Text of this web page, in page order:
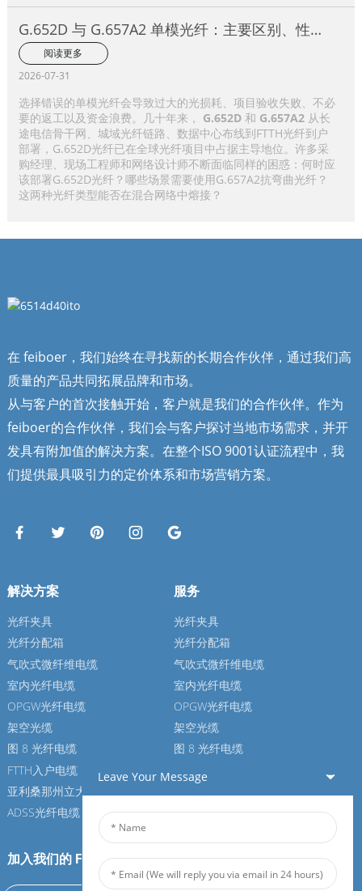
G.652D 与 G.657A2 单模光纤：主要区别、性能
比较及应用选择指南
阅读更多
2026-07-31
选择错误的单模光纤会导致过大的光损耗、项目验收失败、不必
要的返工以及资金浪费。几十年来， G.652D和 G.657A2从长
途电信骨干网、城域光纤链路、数据中心布线到FTTH光纤到户
部署，G.652D光纤已在全球光纤项目中占据主导地位。许多采
购经理、现场工程师和网络设计师不断面临同样的困惑：何时应
该部署G.652D光纤？哪些场景需要使用G.657A2抗弯曲光纤？
这两种光纤类型能否在混合网络中熔接？
在 feiboer，我们始终在寻找新的长期合作伙伴，通过我们高
质量的产品共同拓展品牌和市场。
从与客户的首次接触开始，客户就是我们的合作伙伴。作为
feiboer的合作伙伴，我们会与客户探讨当地市场需求，并开
发具有附加值的解决方案。在整个ISO 9001认证流程中，我
们提供最具吸引力的定价体系和市场营销方案。
解决方案
光纤夹具
光纤分配箱
气吹式微纤维电缆
室内光纤电缆
OPGW光纤电缆
架空光缆
图 8 光纤电缆
FTTH入户电缆
亚利桑那州立大学光纤电缆
ADSS光纤电缆
服务
光纤夹具
光纤分配箱
气吹式微纤维电缆
室内光纤电缆
OPGW光纤电缆
架空光缆
图 8 光纤电缆
ADSS光纤电缆
加入我们的 Feiboer
Leave Your Message